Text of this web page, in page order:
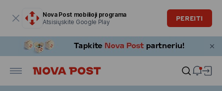
Nova Post mobilioji programa
Atsisiųskite Google Play
PEREITI